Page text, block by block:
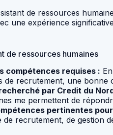
de ressources
une expérience
de ressources humaines
compétences requises :
recrutement, une bonne
par Credit du
me permettent de
pertinentes
recrutement, de gestion